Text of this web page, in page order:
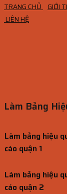
TRANG CHỦ GIỚI
LIÊN HỆ
Làm Bảng
Làm bảng hiệu
cáo quận 1
Làm bảng hiệu
cáo quận 2